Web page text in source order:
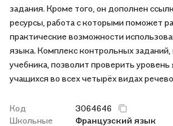
задания. Кроме того, он дополнен
ресурсы, работа с которыми поможет
практические возможности
языка. Комплекс контрольных
учебника, позволит проверить
учащихся во всех четырёх видах
Код
3064646
Школьные
Французский язык